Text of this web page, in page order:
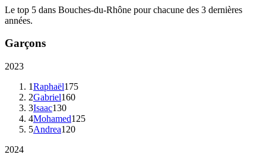
Le top 5 dans Bouches-du-Rhône pour chacune des 3 dernières
années.
Garçons
2023
1Raphaël175
2Gabriel160
3Isaac130
4Mohamed125
5Andrea120
2024